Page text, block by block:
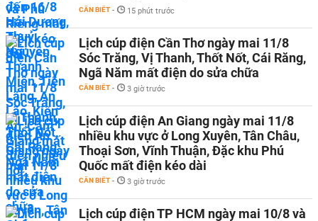
CẦN BIẾT - 15 phút trước
Lịch cúp điện Cần Thơ ngày mai 11/8
Sóc Trăng, Vị Thanh, Thốt Nốt, Cái Răng,
Ngã Năm mất điện do sửa chữa
CẦN BIẾT - 3 giờ trước
Lịch cúp điện An Giang ngày mai 11/8
nhiều khu vực ở Long Xuyên, Tân Châu,
Thoại Sơn, Vĩnh Thuận, Đặc khu Phú
Quốc mất điện kéo dài
CẦN BIẾT - 3 giờ trước
Lịch cúp điện TP HCM ngày mai 10/8 và